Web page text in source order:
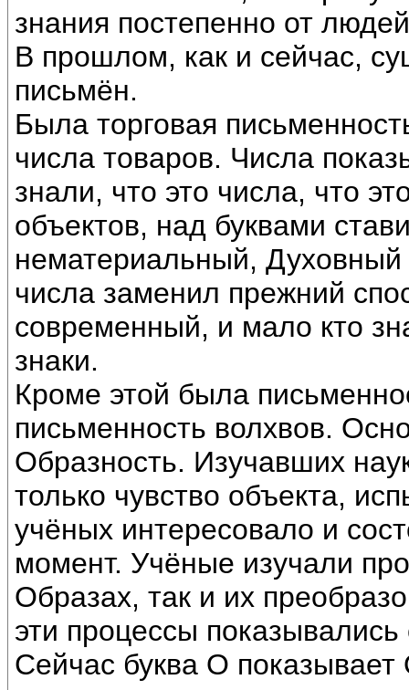
знания постепенно от
В прошлом, как и сейчас,
письмён.
Была торговая
числа товаров. Числа
знали, что это числа, что
объектов, над буквами
нематериальный,
числа заменил прежний
современный, и мало кто
знаки.
Кроме этой была
письменность волхвов.
Образность. Изучавших
только чувство объекта,
учёных интересовало и
момент. Учёные изучали
Образах, так и их
эти процессы
Сейчас буква О показывает